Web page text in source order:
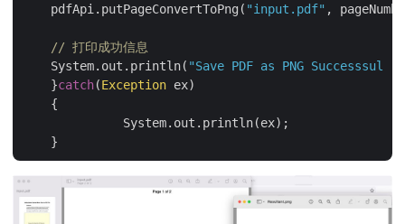
    pdfApi.putPageConvertToPng(
"input.pdf" ,
// 打印成功信息
    System.out.println(
"Save PDF as PNG Successsul !"
    }
catch(Exception ex)
    {